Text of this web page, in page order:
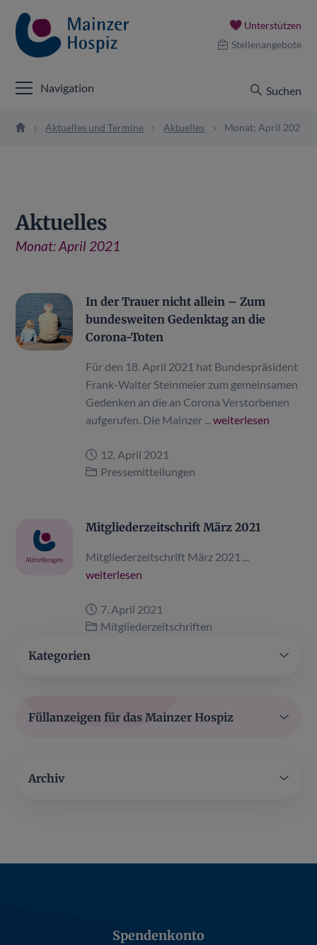
Unterstützen
Stellenangebote
Navigation Suchen
Aktuelles und Termine Aktuelles Monat: April 2021
Aktuelles
Monat:April 2021
In der Trauer nicht allein – Zum
bundesweiten Gedenktag an die
Corona-Toten
Für den 18. April 2021 hat Bundespräsident
Frank-Walter Steinmeier zum gemeinsamen
Gedenken an die an Corona Verstorbenen
aufgerufen. Die Mainzer ...weiterlesen
12. April 2021
Pressemitteilungen
Mitgliederzeitschrift März 2021
Mitgliederzeitschrift März 2021 ...
weiterlesen
7. April 2021
Mitgliederzeitschriften
Kategorien
Füllanzeigen für das Mainzer Hospiz
Archiv
Spendenkonto